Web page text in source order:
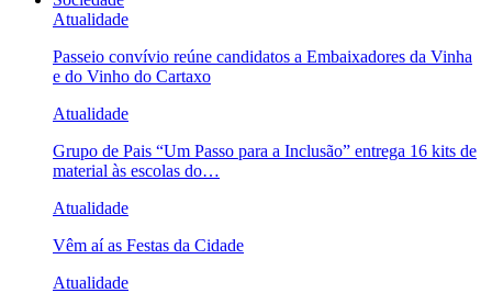
Atualidade
Passeio convívio reúne candidatos a Embaixadores da Vinha
e do Vinho do Cartaxo
Atualidade
Grupo de Pais “Um Passo para a Inclusão” entrega 16 kits de
material às escolas do…
Atualidade
Vêm aí as Festas da Cidade
Atualidade